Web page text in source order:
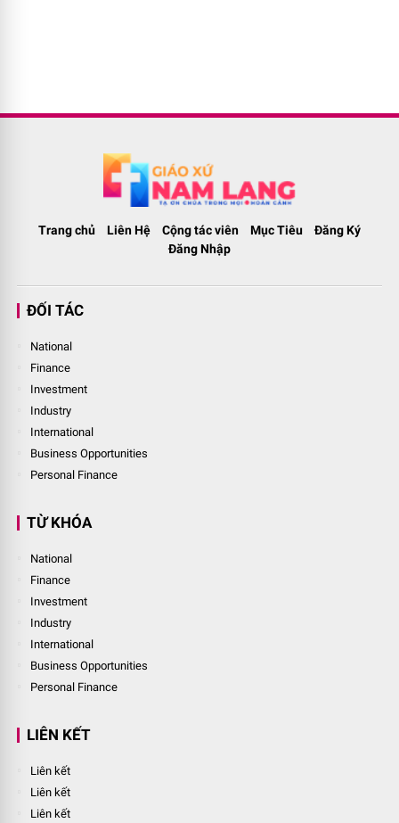
Trang chủ Liên Hệ Cộng tác viên Mục Tiêu
Đăng Ký
Đăng Nhập
ĐỐI TÁC
National
Finance
Investment
Industry
International
Business Opportunities
Personal Finance
TỪ KHÓA
National
Finance
Investment
Industry
International
Business Opportunities
Personal Finance
LIÊN KẾT
Liên kết
Liên kết
Liên kết